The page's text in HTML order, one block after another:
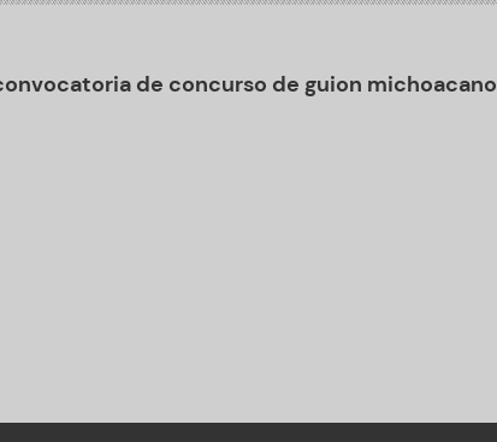
de concurso de guion michoacano